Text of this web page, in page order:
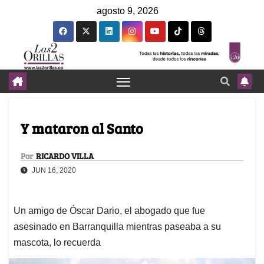
agosto 9, 2026
Y mataron al Santo
Por RICARDO VILLA
JUN 16, 2020
Un amigo de Óscar Dario, el abogado que fue
asesinado en Barranquilla mientras paseaba a su
mascota, lo recuerda